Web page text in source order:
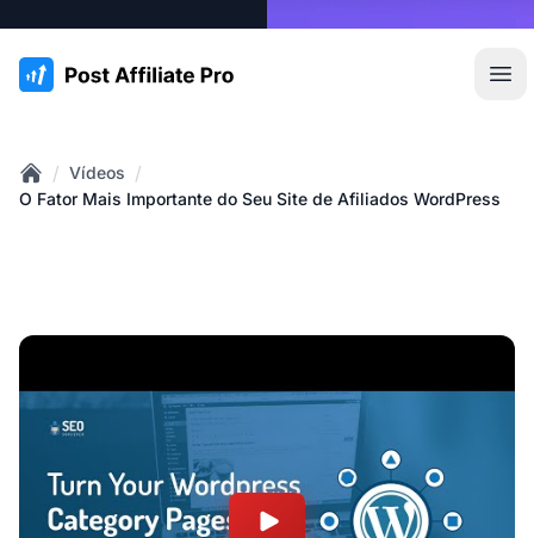
:site.title
Home
/ Vídeos /
O Fator Mais Importante do Seu Site de Afiliados WordPress